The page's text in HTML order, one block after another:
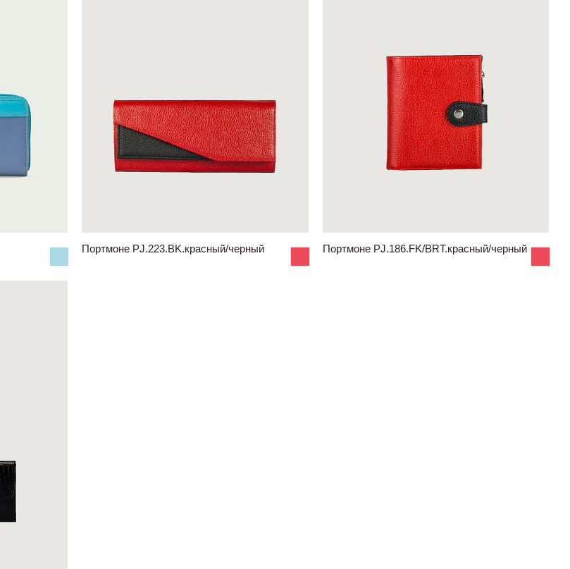
Портмоне PJ.223.BK.красный/черный Портмоне PJ.186.FK/BRT.красный/черный